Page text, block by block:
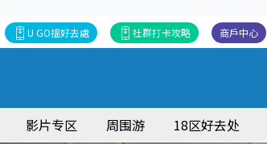
商戶中心
社群打卡攻略
U GO搵好去處
影片专区 周围游 18区好去处